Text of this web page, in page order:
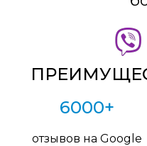
6000+
отзывов на Google